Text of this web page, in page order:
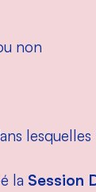
non
la Session